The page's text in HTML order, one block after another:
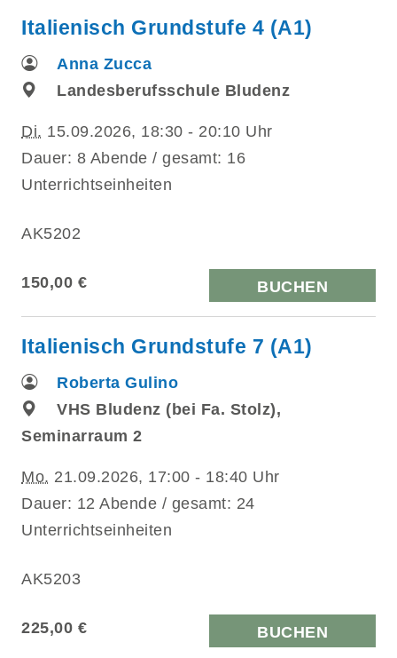
Italienisch Grundstufe 4 (A1)
Anna Zucca
Landesberufsschule Bludenz
Di. 15.09.2026, 18:30 - 20:10 Uhr
Dauer: 8 Abende / gesamt: 16
Unterrichtseinheiten
AK5202
150,00 € BUCHEN
Italienisch Grundstufe 7 (A1)
Roberta Gulino
VHS Bludenz (bei Fa. Stolz),
Seminarraum 2
Mo. 21.09.2026, 17:00 - 18:40 Uhr
Dauer: 12 Abende / gesamt: 24
Unterrichtseinheiten
AK5203
225,00 € BUCHEN